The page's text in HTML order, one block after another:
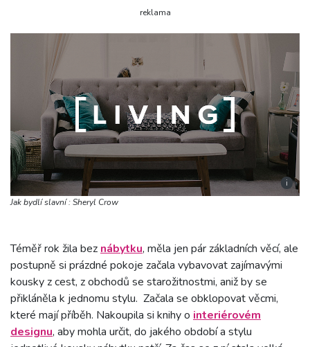
reklama
i
Jak bydlí slavní : Sheryl Crow
Téměř rok žila bez nábytku, měla jen pár základních věcí, ale
postupně si prázdné pokoje začala vybavovat zajímavými
kousky z cest, z obchodů se starožitnostmi, aniž by se
přikláněla k jednomu stylu. Začala se obklopovat věcmi,
které mají příběh. Nakoupila si knihy o interiérovém
designu, aby mohla určit, do jakého období a stylu